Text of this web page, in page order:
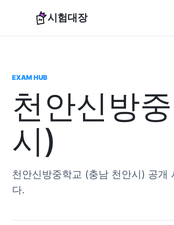
시험대장
EXAM HUB
천안신방
시)
천안신방중학교 (충남 천안시) 공개
다.